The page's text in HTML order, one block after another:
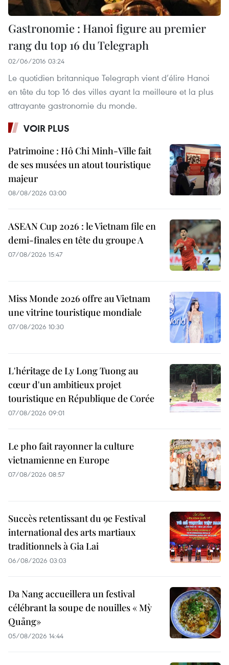
Gastronomie : Hanoi figure au premier
rang du top 16 du Telegraph
02/06/2016 03:24
Le quotidien britannique Telegraph vient d’élire Hanoi
en tête du top 16 des villes ayant la meilleure et la plus
attrayante gastronomie du monde.
VOIR PLUS
Patrimoine : Hô Chi Minh-Ville fait
de ses musées un atout touristique
majeur
08/08/2026 03:00
ASEAN Cup 2026 : le Vietnam file en
demi-finales en tête du groupe A
07/08/2026 15:47
Miss Monde 2026 offre au Vietnam
une vitrine touristique mondiale
07/08/2026 10:30
L'héritage de Ly Long Tuong au
cœur d'un ambitieux projet
touristique en République de Corée
07/08/2026 09:01
Le pho fait rayonner la culture
vietnamienne en Europe
07/08/2026 08:57
Succès retentissant du 9e Festival
international des arts martiaux
traditionnels à Gia Lai
06/08/2026 03:03
Da Nang accueillera un festival
célébrant la soupe de nouilles « Mỳ
Quảng»
05/08/2026 14:44